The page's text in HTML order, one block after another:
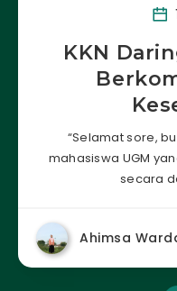
KKN
“Selamat sore,
mahasiswa UGM
secara
Ahimsa